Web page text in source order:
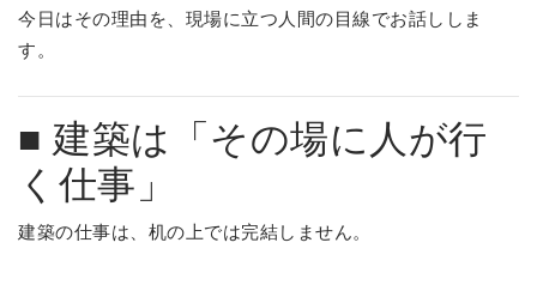
今日はその理由を、現場に立つ人間の目線でお話ししま
す。
■ 建築は「その場に人が行
く仕事」
建築の仕事は、机の上では完結しません。